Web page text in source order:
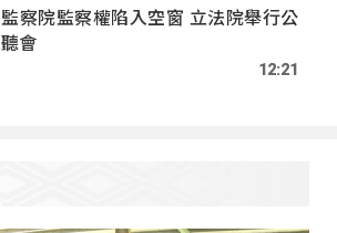
監察院監察權陷入空窗 立法院舉行公
聽會
12:21